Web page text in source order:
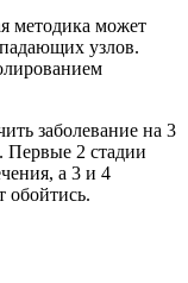
методика может
узлов.
заболевание на 3
Первые 2 стадии
а 3 и 4
обойтись.